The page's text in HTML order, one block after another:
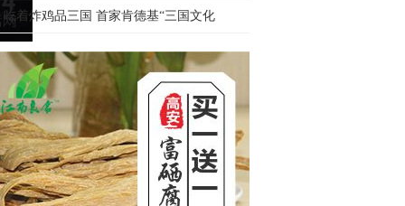
吃着炸鸡品三国 首家肯德基“三国文化